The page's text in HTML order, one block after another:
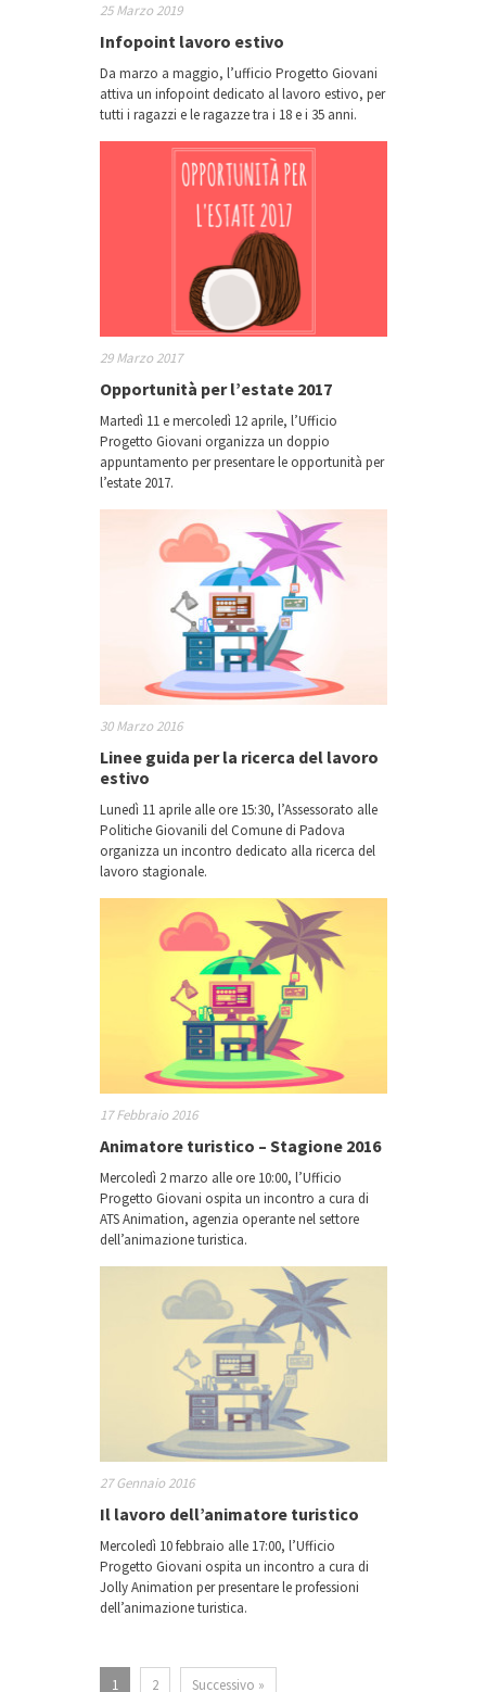
25 Marzo 2019
Infopoint lavoro estivo
Da marzo a maggio, l’ufficio Progetto Giovani
attiva un infopoint dedicato al lavoro estivo, per
tutti i ragazzi e le ragazze tra i 18 e i 35 anni.
29 Marzo 2017
Opportunità per l’estate 2017
Martedì 11 e mercoledì 12 aprile, l’Ufficio
Progetto Giovani organizza un doppio
appuntamento per presentare le opportunità per
l’estate 2017.
30 Marzo 2016
Linee guida per la ricerca del lavoro
estivo
Lunedì 11 aprile alle ore 15:30, l’Assessorato alle
Politiche Giovanili del Comune di Padova
organizza un incontro dedicato alla ricerca del
lavoro stagionale.
17 Febbraio 2016
Animatore turistico – Stagione 2016
Mercoledì 2 marzo alle ore 10:00, l’Ufficio
Progetto Giovani ospita un incontro a cura di
ATS Animation, agenzia operante nel settore
dell’animazione turistica.
27 Gennaio 2016
Il lavoro dell’animatore turistico
Mercoledì 10 febbraio alle 17:00, l’Ufficio
Progetto Giovani ospita un incontro a cura di
Jolly Animation per presentare le professioni
dell’animazione turistica.
1 2 Successivo »